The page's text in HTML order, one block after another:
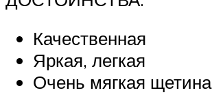
Качественная
Яркая, легкая
Очень мягкая щетина